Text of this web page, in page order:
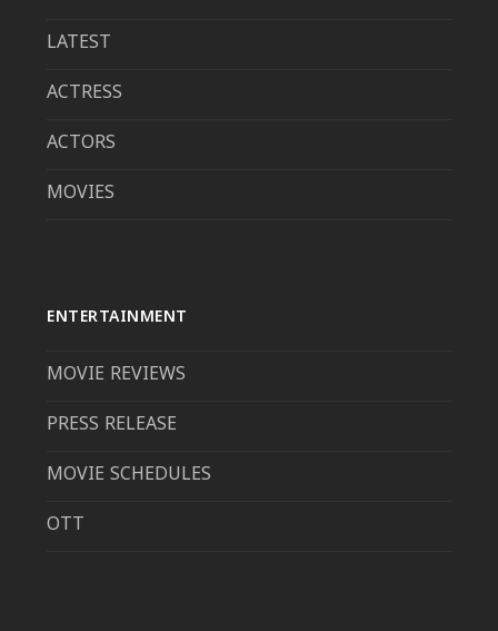
LATEST
ACTRESS
ACTORS
MOVIES
ENTERTAINMENT
MOVIE REVIEWS
PRESS RELEASE
MOVIE SCHEDULES
OTT